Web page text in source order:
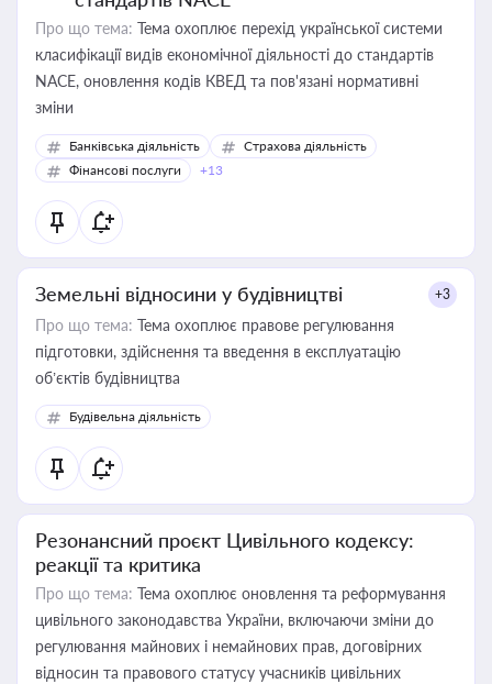
Про що тема: Тема охоплює перехід української системи
класифікації видів економічної діяльності до стандартів
NACE, оновлення кодів КВЕД та пов'язані нормативні
зміни
Банківська діяльність
Страхова діяльність
Фінансові послуги
+13
Земельні відносини у будівництві +3
Про що тема: Тема охоплює правове регулювання
підготовки, здійснення та введення в експлуатацію
об’єктів будівництва
Будівельна діяльність
Резонансний проєкт Цивільного кодексу:
реакції та критика
Про що тема: Тема охоплює оновлення та реформування
цивільного законодавства України, включаючи зміни до
регулювання майнових і немайнових прав, договірних
відносин та правового статусу учасників цивільних